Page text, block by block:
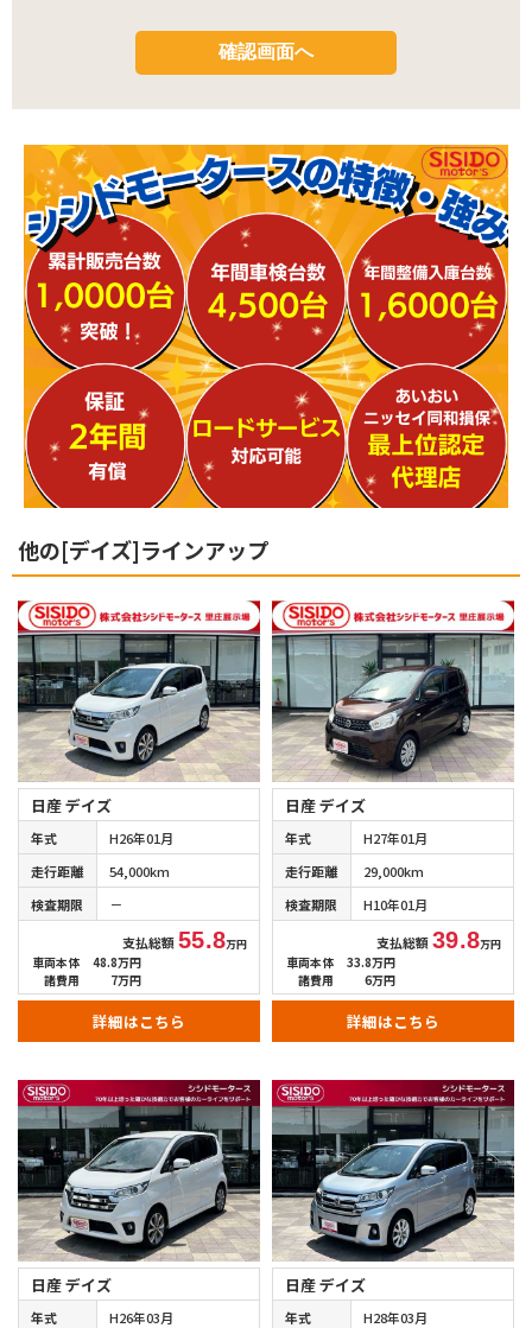
他の[デイズ]ラインアップ
日産 デイズ
年式
H26年01月
走行距離
54,000km
検査期限
－
支払総額55.8万円
車両本体
48.8万円
諸費用
7万円
詳細はこちら
日産 デイズ
年式
H27年01月
走行距離
29,000km
検査期限
H10年01月
支払総額39.8万円
車両本体
33.8万円
諸費用
6万円
詳細はこちら
日産 デイズ
年式
H26年03月
日産 デイズ
年式
H28年03月